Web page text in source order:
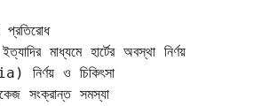
প্রতিরোধ
মাধ্যমে হার্টের অবস্থা নির্ণয়
নির্ণয় ও চিকিৎসা
সংক্রান্ত সমস্যা